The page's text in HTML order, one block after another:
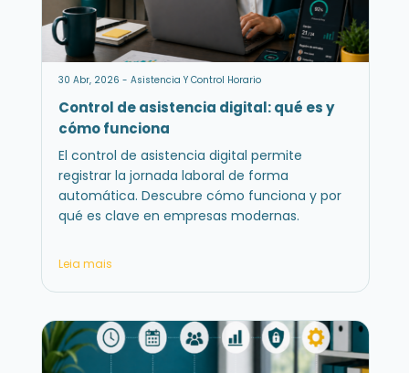
30 Abr, 2026 - Asistencia Y Control Horario
Control de asistencia digital: qué es y
cómo funciona
El control de asistencia digital permite
registrar la jornada laboral de forma
automática. Descubre cómo funciona y por
qué es clave en empresas modernas.
Leia mais